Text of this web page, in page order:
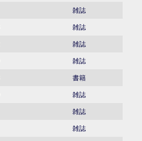
雑誌
雑誌
雑誌
雑誌
書籍
雑誌
雑誌
雑誌